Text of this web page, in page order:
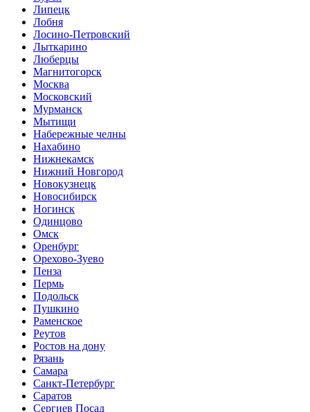
Липецк
Лобня
Лосино-Петровский
Лыткарино
Люберцы
Магнитогорск
Москва
Московский
Мурманск
Мытищи
Набережные челны
Нахабино
Нижнекамск
Нижний Новгород
Новокузнецк
Новосибирск
Ногинск
Одинцово
Омск
Оренбург
Орехово-Зуево
Пенза
Пермь
Подольск
Пушкино
Раменское
Реутов
Ростов на дону
Рязань
Самара
Санкт-Петербург
Саратов
Сергиев Посад